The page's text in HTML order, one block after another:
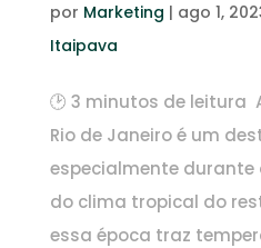
por Marketing | ago 1,
Itaipava
🕑 3 minutos de leitura
Rio de Janeiro é um
especialmente durante
do clima tropical do
essa época traz